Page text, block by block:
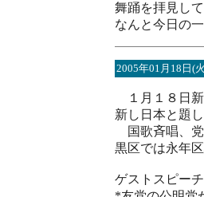
舞踊を拝見し
なんと今日の
2005年01月18日(
１月１８日新
新し日本と題
国歌斉唱、党
黒区では永年
ゲストスピーチ